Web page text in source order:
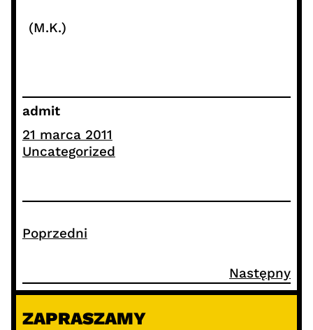
(M.K.)
admit
21 marca 2011
Uncategorized
Poprzedni
Następny
ZAPRASZAMY